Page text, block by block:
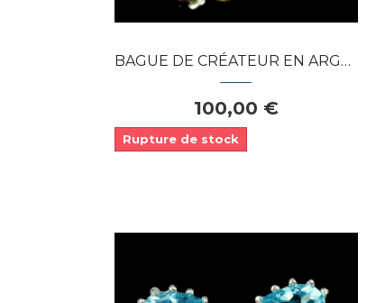
BAGUE DE CRÉATEUR EN ARGENT MULTI PIERRES...
100,00 €
Rupture de stock